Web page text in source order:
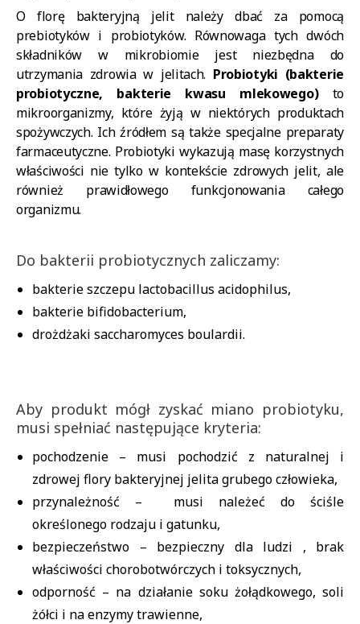
O florę bakteryjną jelit należy dbać za pomocą
prebiotyków i probiotyków. Równowaga tych dwóch
składników w mikrobiomie jest niezbędna do
utrzymania zdrowia w jelitach. Probiotyki (bakterie
probiotyczne, bakterie kwasu mlekowego)to
mikroorganizmy, które żyją w niektórych produktach
spożywczych. Ich źródłem są także specjalne preparaty
farmaceutyczne. Probiotyki wykazują masę korzystnych
właściwości nie tylko w kontekście zdrowych jelit, ale
również prawidłowego funkcjonowania całego
organizmu.
Do bakterii probiotycznych zaliczamy:
bakterie szczepu lactobacillus acidophilus,
bakterie bifidobacterium,
drożdżaki saccharomyces boulardii.
Aby produkt mógł zyskać miano probiotyku,
musi spełniać następujące kryteria:
pochodzenie – musi pochodzić z naturalnej i
zdrowej flory bakteryjnej jelitagrubego człowieka,
przynależność – musi należeć do ściśle
określonego rodzaju i gatunku,
bezpieczeństwo – bezpieczny dla ludzi , brak
właściwości chorobotwórczych i toksycznych,
odporność – na działanie soku żołądkowego, soli
żółci i na enzymy trawienne,